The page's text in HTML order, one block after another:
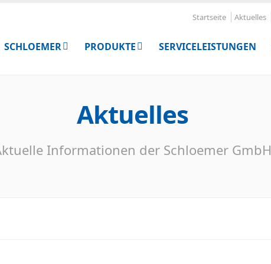
Startseite Aktuelles
SCHLOEMER PRODUKTE SERVICELEISTUNGEN
Aktuelles
Informationen der Schloemer GmbH